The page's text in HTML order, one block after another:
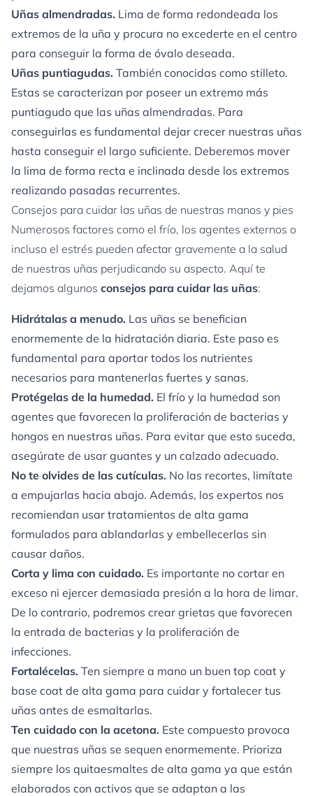
Uñas almendradas. Lima de forma redondeada los
extremos de la uña y procura no excederte en el centro
para conseguir la forma de óvalo deseada.
Uñas puntiagudas. También conocidas como stilleto.
Estas se caracterizan por poseer un extremo más
puntiagudo que las uñas almendradas. Para
conseguirlas es fundamental dejar crecer nuestras uñas
hasta conseguir el largo suficiente. Deberemos mover
la lima de forma recta e inclinada desde los extremos
realizando pasadas recurrentes.
Consejos para cuidar las uñas de nuestras manos y pies
Numerosos factores como el frío, los agentes externos o
incluso el estrés pueden afectar gravemente a la salud
de nuestras uñas perjudicando su aspecto. Aquí te
dejamos algunos consejos para cuidar las uñas:
Hidrátalas a menudo. Las uñas se benefician
enormemente de la hidratación diaria. Este paso es
fundamental para aportar todos los nutrientes
necesarios para mantenerlas fuertes y sanas.
Protégelas de la humedad. El frío y la humedad son
agentes que favorecen la proliferación de bacterias y
hongos en nuestras uñas. Para evitar que esto suceda,
asegúrate de usar guantes y un calzado adecuado.
No te olvides de las cutículas. No las recortes, limítate
a empujarlas hacia abajo. Además, los expertos nos
recomiendan usar tratamientos de alta gama
formulados para ablandarlas y embellecerlas sin
causar daños.
Corta y lima con cuidado. Es importante no cortar en
exceso ni ejercer demasiada presión a la hora de limar.
De lo contrario, podremos crear grietas que favorecen
la entrada de bacterias y la proliferación de
infecciones.
Fortalécelas. Ten siempre a mano un buen top coat y
base coat de alta gama para cuidar y fortalecer tus
uñas antes de esmaltarlas.
Ten cuidado con la acetona. Este compuesto provoca
que nuestras uñas se sequen enormemente. Prioriza
siempre los quitaesmaltes de alta gama ya que están
elaborados con activos que se adaptan a las